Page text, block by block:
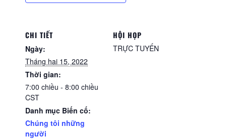
CHI TIẾT
Ngày:
Tháng hai 15, 2022
Thời gian:
7:00 chiều - 8:00 chiều
CST
Danh mục Biến cố:
Chúng tôi những
người
HỘI HỌP
TRỰC TUYẾN